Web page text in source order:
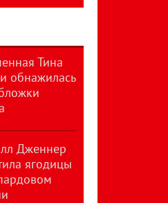
Тина
обнажилась
Дженнер
ягодицы